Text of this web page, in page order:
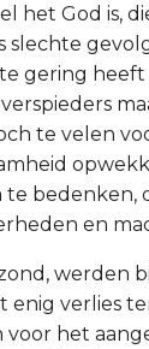
het God is,
slechte
gering heeft
te velen
bedenken,
en
werden
enig verlies
voor het